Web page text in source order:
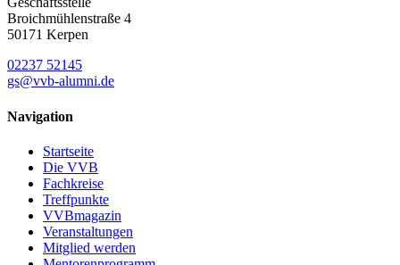
Broichmühlenstraße 4
50171 Kerpen
02237 52145
gs@vvb-alumni.de
Navigation
Startseite
Die VVB
Fachkreise
Treffpunkte
VVBmagazin
Veranstaltungen
Mitglied werden